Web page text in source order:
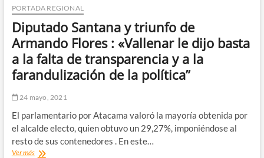
periodo
postulación
a
fondos
concursable
Nueva
PORTADA REGIONAL
Diputado Santana y triunfo de
Armando Flores : «Vallenar le dijo basta
a la falta de transparencia y a la
farandulización de la política”
24 mayo, 2021
El parlamentario por Atacama valoró la mayoría obtenida por
el alcalde electo, quien obtuvo un 29,27%, imponiéndose al
resto de sus contenedores . En este…
Ver másDiputado